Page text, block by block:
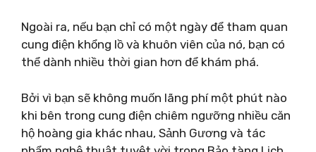
Ngoài ra, nếu bạn chỉ có một ngày để tham quan
cung điện khổng lồ và khuôn viên của nó, bạn có
thể dành nhiều thời gian hơn để khám phá.
Bởi vì bạn sẽ không muốn lãng phí một phút nào
khi bên trong cung điện chiêm ngưỡng nhiều căn
hộ hoàng gia khác nhau, Sảnh Gương và tác